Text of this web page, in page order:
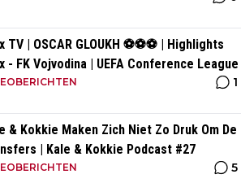
TV | OSCAR GLOUKH ⚽️⚽️⚽️ | Highlights
- FK Vojvodina | UEFA Conference League
1
& Kokkie Maken Zich Niet Zo Druk Om De
| Kale & Kokkie Podcast #27
5